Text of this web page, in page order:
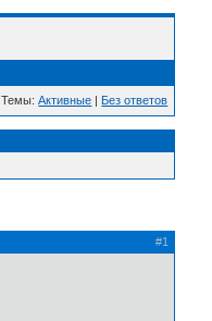
Темы:Активные | Без ответов
#1